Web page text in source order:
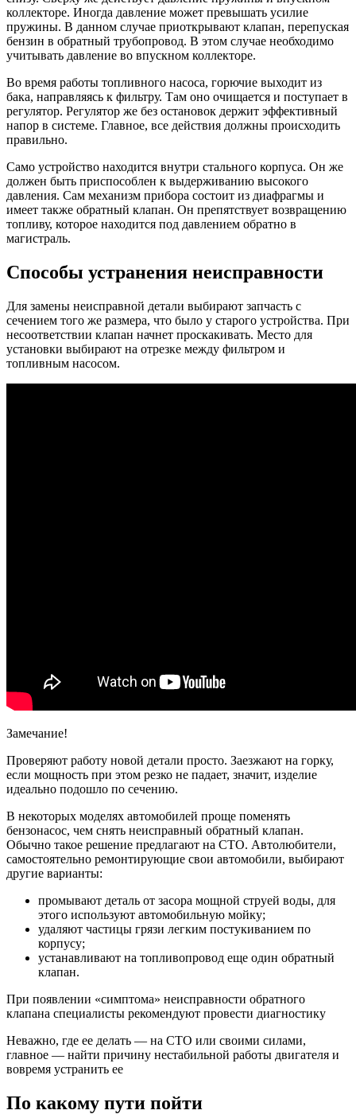
коллекторе. Иногда давление может превышать усилие
пружины. В данном случае приоткрывают клапан, перепуская
бензин в обратный трубопровод. В этом случае необходимо
учитывать давление во впускном коллекторе.
Во время работы топливного насоса, горючие выходит из
бака, направляясь к фильтру. Там оно очищается и поступает в
регулятор. Регулятор же без остановок держит эффективный
напор в системе. Главное, все действия должны происходить
правильно.
Само устройство находится внутри стального корпуса. Он же
должен быть приспособлен к выдерживанию высокого
давления. Сам механизм прибора состоит из диафрагмы и
имеет также обратный клапан. Он препятствует возвращению
топливу, которое находится под давлением обратно в
магистраль.
Способы устранения неисправности
Для замены неисправной детали выбирают запчасть с
сечением того же размера, что было у старого устройства. При
несоответствии клапан начнет проскакивать. Место для
установки выбирают на отрезке между фильтром и
топливным насосом.
Замечание!
Проверяют работу новой детали просто. Заезжают на горку,
если мощность при этом резко не падает, значит, изделие
идеально подошло по сечению.
В некоторых моделях автомобилей проще поменять
бензонасос, чем снять неисправный обратный клапан.
Обычно такое решение предлагают на СТО. Автолюбители,
самостоятельно ремонтирующие свои автомобили, выбирают
другие варианты:
промывают деталь от засора мощной струей воды, для
этого используют автомобильную мойку;
удаляют частицы грязи легким постукиванием по
корпусу;
устанавливают на топливопровод еще один обратный
клапан.
При появлении «симптома» неисправности обратного
клапана специалисты рекомендуют провести диагностику
Неважно, где ее делать — на СТО или своими силами,
главное — найти причину нестабильной работы двигателя и
вовремя устранить ее
По какому пути пойти